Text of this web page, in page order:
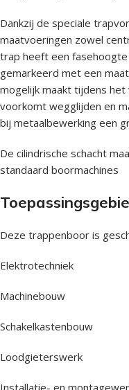
Dankzij de speciale
maatvoeringen zowel
trap heeft een fasehoogte
gemarkeerd met een
mogelijk maakt tijdens
voorkomt wegglijden en
bij metaalbewerking een
De cilindrische schacht
standaard boormachines
Deze trappenboor is
Elektrotechniek
Machinebouw
Schakelkastenbouw
Loodgieterswerk
Installatie- en